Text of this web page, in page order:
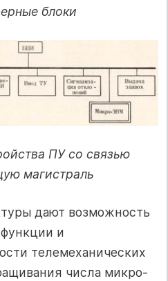
блоки
ПУ со связью
магистраль
дают возможность
и
телемеханических
числа микро-